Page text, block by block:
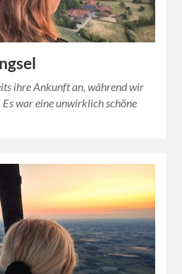
ihre Ankunft an, während wir
war eine unwirklich schöne